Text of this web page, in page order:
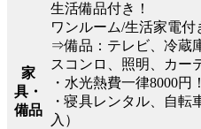
家
具・
備品
生活備品付き！
ワンルーム/生活家電
⇒備品：テレビ、冷蔵
スコンロ、照明、カー
・水光熱費一律8000円！
・寝具レンタル、自転
入）